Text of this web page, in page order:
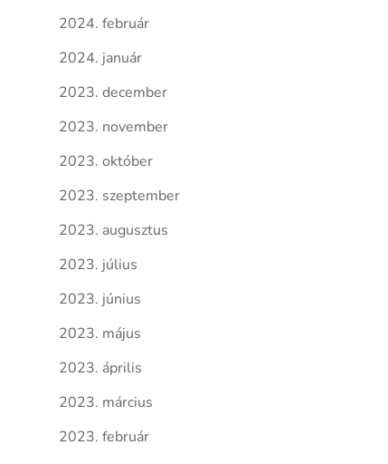
2024. február
2024. január
2023. december
2023. november
2023. október
2023. szeptember
2023. augusztus
2023. július
2023. június
2023. május
2023. április
2023. március
2023. február